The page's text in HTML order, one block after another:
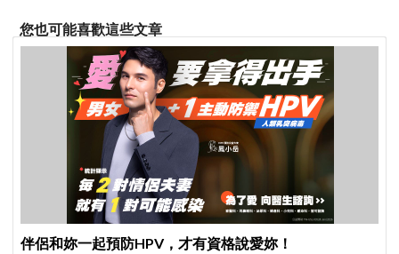
您也可能喜歡這些文章
伴侶和妳一起預防HPV，才有資格說愛妳！